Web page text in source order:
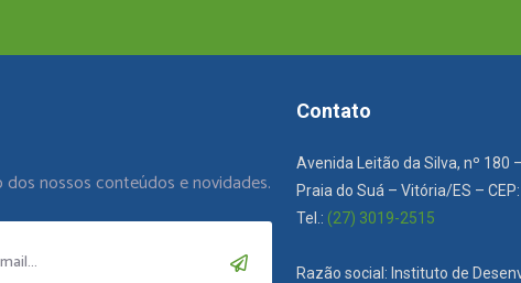
nossos conteúdos e novidades.
Contato
Avenida Leitão da Silva, nº 180
Praia do Suá – Vitória/ES –
Tel.: (27) 3019-2515
Razão social: Instituto de